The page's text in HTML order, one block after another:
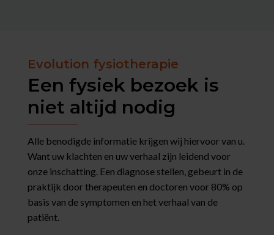
Evolution fysiotherapie
Een fysiek bezoek is
niet altijd nodig
Alle benodigde informatie krijgen wij hiervoor van u.
Want uw klachten en uw verhaal zijn leidend voor
onze inschatting. Een diagnose stellen, gebeurt in de
praktijk door therapeuten en doctoren voor 80% op
basis van de symptomen en het verhaal van de
patiënt.